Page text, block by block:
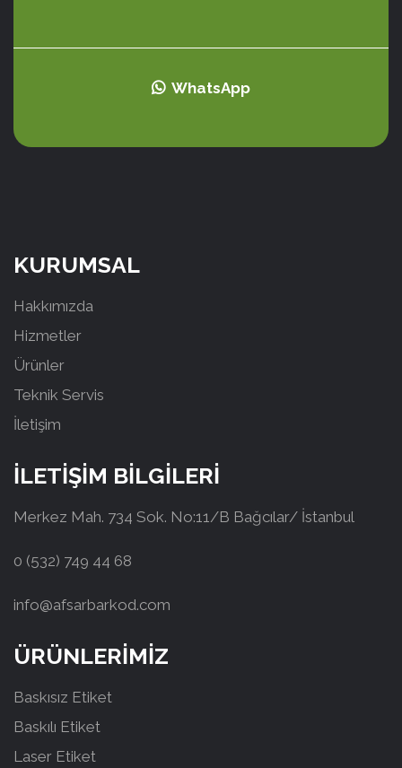
WhatsApp
KURUMSAL
Hakkımızda
Hizmetler
Ürünler
Teknik Servis
İletişim
İLETİŞİM BİLGİLERİ
Merkez Mah. 734 Sok. No:11/B Bağcılar/ İstanbul
0 (532) 749 44 68
info@afsarbarkod.com
ÜRÜNLERİMİZ
Baskısız Etiket
Baskılı Etiket
Laser Etiket